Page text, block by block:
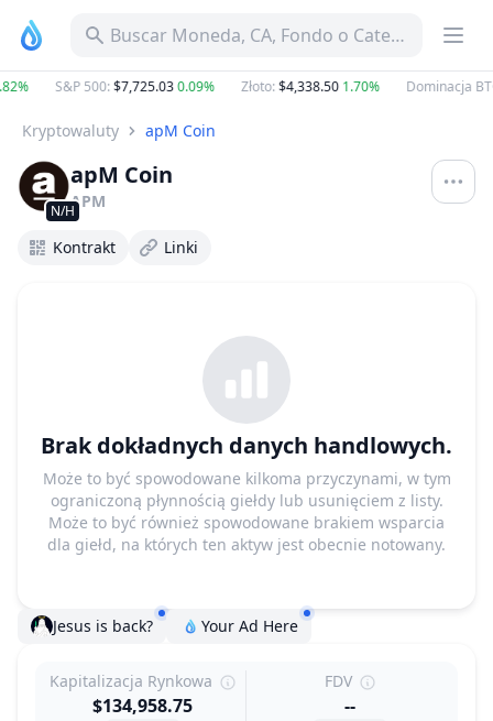
Buscar Moneda, CA, Fondo o Categoría
S&P 500:$7,725.030.09% Złoto:$4,338.501.70% Dominacja
Kryptowaluty apM Coin
N/H
apM Coin
APM
Kontrakt Linki
Brak dokładnych danych handlowych.
Może to być spowodowane kilkoma przyczynami, w tym
ograniczoną płynnością giełdy lub usunięciem z listy.
Może to być również spowodowane brakiem wsparcia
dla giełd, na których ten aktyw jest obecnie notowany.
Jesus is back? Your Ad Here
Kapitalizacja Rynkowa
$134,958.75
FDV
--